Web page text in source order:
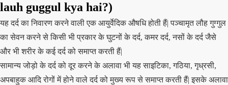
lauh guggul kya hai?)
यह दर्द का निवारण करने वाली एक आयुर्वेदिक औषधि होती हैं| पञ्चामृत लौह गुग्गुल
का सेवन करने से किसी भी प्रकार के घुटनों के दर्द, कमर दर्द, नसों के दर्द जैसे
और भी शरीर के कई दर्द को समाप्त करती हैं|
सामान्य जोड़ो के दर्द को दूर करने के अलावा भी यह साइटिका, गठिया, गृध्रसी,
अपबाहुक आदि रोगों में होने वाले दर्द को मुख्य रूप से समाप्त करती हैं| इसके अलावा